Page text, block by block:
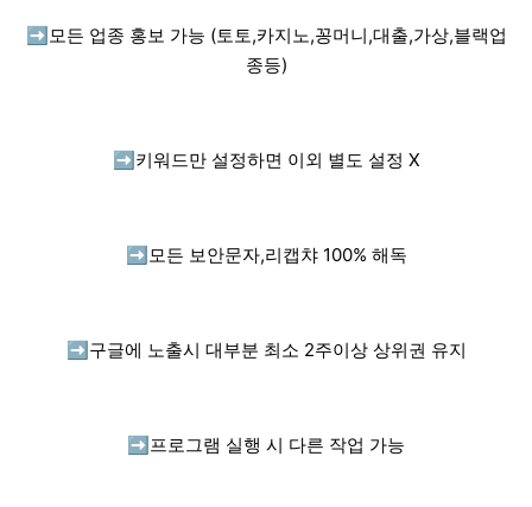
➡️ 모든 업종 홍보 가능 (토토,카지노,꽁머니,대출,가상,블랙업
종등)
➡️ 키워드만 설정하면 이외 별도 설정 X
➡️ 모든 보안문자,리캡챠 100% 해독
➡️ 구글에 노출시 대부분 최소 2주이상 상위권 유지
➡️ 프로그램 실행 시 다른 작업 가능